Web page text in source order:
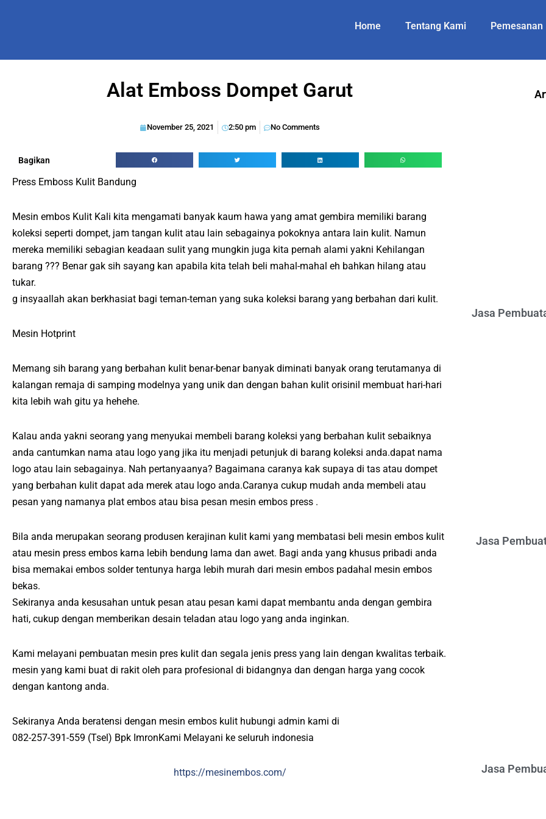
Home Tentang Kami Pemesanan
Alat Emboss Dompet Garut
November 25, 2021 2:50 pm No Comments
Bagikan
Press Emboss Kulit Bandung
Mesin embos Kulit Kali kita mengamati banyak kaum hawa yang amat gembira memiliki barang
koleksi seperti dompet, jam tangan kulit atau lain sebagainya pokoknya antara lain kulit. Namun
mereka memiliki sebagian keadaan sulit yang mungkin juga kita pernah alami yakni Kehilangan
barang ??? Benar gak sih sayang kan apabila kita telah beli mahal-mahal eh bahkan hilang atau
tukar.
g insyaallah akan berkhasiat bagi teman-teman yang suka koleksi barang yang berbahan dari kulit.
Mesin Hotprint
Memang sih barang yang berbahan kulit benar-benar banyak diminati banyak orang terutamanya di
kalangan remaja di samping modelnya yang unik dan dengan bahan kulit orisinil membuat hari-hari
kita lebih wah gitu ya hehehe.
Kalau anda yakni seorang yang menyukai membeli barang koleksi yang berbahan kulit sebaiknya
anda cantumkan nama atau logo yang jika itu menjadi petunjuk di barang koleksi anda.dapat nama
logo atau lain sebagainya. Nah pertanyaanya? Bagaimana caranya kak supaya di tas atau dompet
yang berbahan kulit dapat ada merek atau logo anda.Caranya cukup mudah anda membeli atau
pesan yang namanya plat embos atau bisa pesan mesin embos press .
Bila anda merupakan seorang produsen kerajinan kulit kami yang membatasi beli mesin embos kulit
atau mesin press embos karna lebih bendung lama dan awet. Bagi anda yang khusus pribadi anda
bisa memakai embos solder tentunya harga lebih murah dari mesin embos padahal mesin embos
bekas.
Sekiranya anda kesusahan untuk pesan atau pesan kami dapat membantu anda dengan gembira
hati, cukup dengan memberikan desain teladan atau logo yang anda inginkan.
Kami melayani pembuatan mesin pres kulit dan segala jenis press yang lain dengan kwalitas terbaik.
mesin yang kami buat di rakit oleh para profesional di bidangnya dan dengan harga yang cocok
dengan kantong anda.
Sekiranya Anda beratensi dengan mesin embos kulit hubungi admin kami di
082-257-391-559 (Tsel) Bpk ImronKami Melayani ke seluruh indonesia
https://mesinembos.com/
Jasa
Jasa
Jasa